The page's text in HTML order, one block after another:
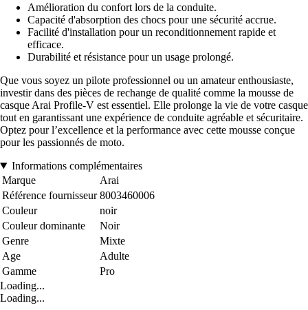
Amélioration du confort lors de la conduite.
Capacité d'absorption des chocs pour une sécurité accrue.
Facilité d'installation pour un reconditionnement rapide et
efficace.
Durabilité et résistance pour un usage prolongé.
Que vous soyez un pilote professionnel ou un amateur enthousiaste,
investir dans des pièces de rechange de qualité comme la mousse de
casque Arai Profile-V est essentiel. Elle prolonge la vie de votre casque
tout en garantissant une expérience de conduite agréable et sécuritaire.
Optez pour l’excellence et la performance avec cette mousse conçue
pour les passionnés de moto.
Informations complémentaires
Marque
Arai
Référence fournisseur 8003460006
Couleur
noir
Couleur dominante
Noir
Genre
Mixte
Age
Adulte
Gamme
Pro
Loading...
Loading...